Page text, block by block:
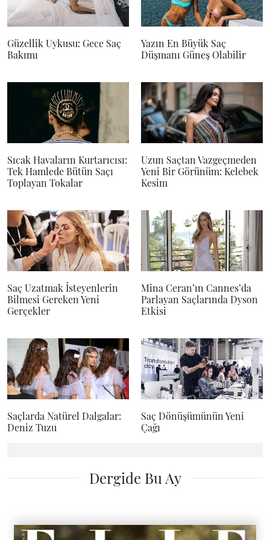
Güzellik Uykusu: Gece Saç
Bakımı
Yazın En Büyük Saç
Düşmanı Güneş Olabilir
Sıcak Havaların Kurtarıcısı:
Tek Hamlede Bütün Saçı
Toplayan Tokalar
Uzun Saçtan Vazgeçmeden
Yeni Bir Görünüm: Kelebek
Kesim
Saç Uzatmak İsteyenlerin
Bilmesi Gereken Yeni
Gerçekler
Mina Ceran’ın Cannes’da
Parlayan Saçlarında Dyson
Etkisi
Saçlarda Natürel Dalgalar:
Deniz Tuzu
Saç Dönüşümünün Yeni
Çağı
Dergide Bu Ay